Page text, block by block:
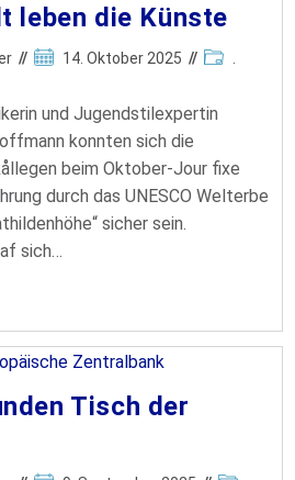
leben die Künste
14. Oktober 2025
und Jugendstilexpertin
konnten sich die
beim Oktober-Jour fixe
durch das UNESCO Welterbe
sicher sein.
sich…
Tisch der